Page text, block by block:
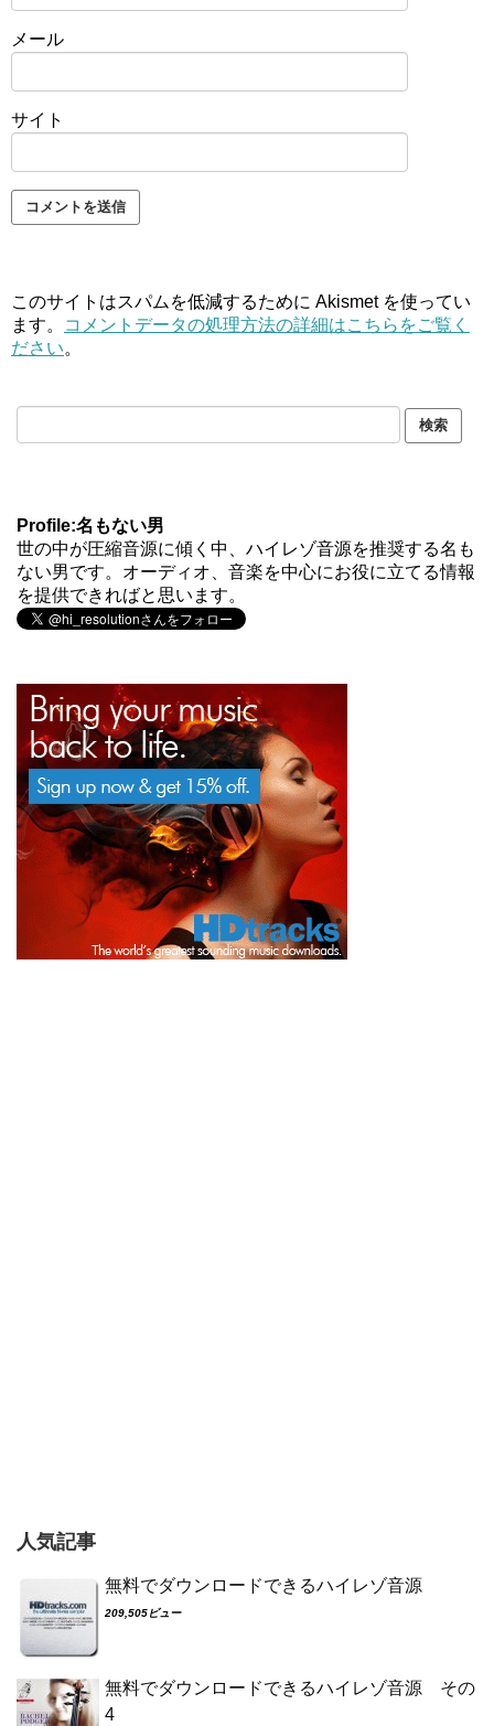
メール
サイト
このサイトはスパムを低減するために Akismet を使ってい
ます。
コメントデータの処理方法の詳細はこちらをご覧く
ださい。
Profile:名もない男
世の中が圧縮音源に傾く中、ハイレゾ音源を推奨する名も
ない男です。オーディオ、音楽を中心にお役に立てる情報
を提供できればと思います。
人気記事
無料でダウンロードできるハイレゾ音源
209,505ビュー
無料でダウンロードできるハイレゾ音源 その
4